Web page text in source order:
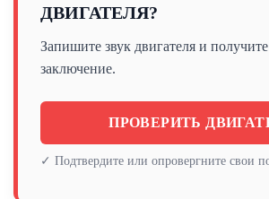
ДВИГАТЕЛЯ?
Запишите звук двигателя и
заключение.
ПРОВЕРИТЬ
✓ Подтвердите или опровергните свои